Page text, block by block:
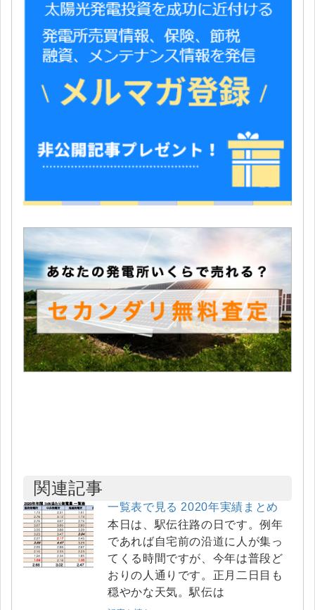
関連記事
一覧表で見る 2020年実績まとめ
本日は、駅伝往路の日です。例年
であれば自宅前の沿道に人が集っ
てくる時間ですが、今年は普段ど
おりの人通りです。正月二日目も
穏やかな天気。駅伝は